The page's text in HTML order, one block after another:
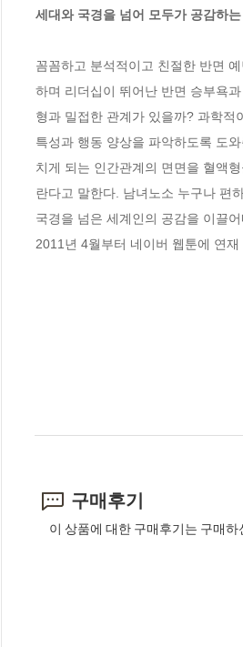
세대와 국경을 넘어 모두가 공감하
꼼꼼하고 분석적이고 친절한 반면
하며 리더십이 뛰어난 반면 승부욕
형과 밀접한 관계가 있을까? 과학
특성과 행동 양상을 파악하도록 도
치게 되는 인간관계의 면면을 혈액
란다고 말한다. 남녀노소 누구나 편
국경을 넘은 세계인의 공감을 이끌
2011년 4월부터 네이버 웹툰에 연재
구매후기
이 상품에 대한 구매후기는 구매하